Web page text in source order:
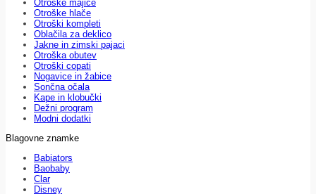
Otroške majice
Otroške hlače
Otroški kompleti
Oblačila za deklico
Jakne in zimski pajaci
Otroška obutev
Otroški copati
Nogavice in žabice
Sončna očala
Kape in klobučki
Dežni program
Modni dodatki
Blagovne znamke
Babiators
Baobaby
Clar
Disney